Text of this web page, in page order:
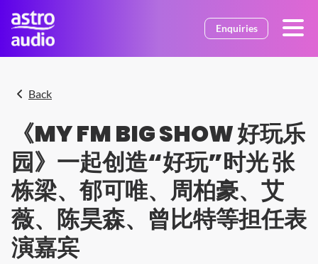
Skip to main content
Enquiries
Back
《MY FM BIG SHOW 好玩乐
园》一起创造“好玩”时光 张
栋梁、郁可唯、周柏豪、艾
薇、陈昊森、曾比特等担任表
演嘉宾